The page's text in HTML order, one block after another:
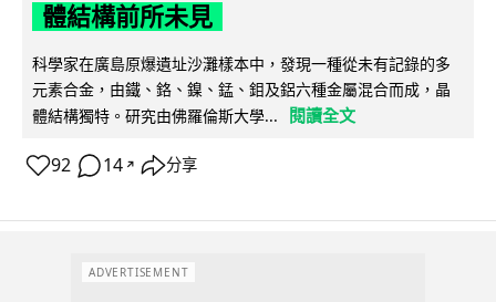
體結構前所未見
科學家在廣島原爆遺址沙灘樣本中，發現一種從未有記錄的多
元素合金，由鐵、鉻、鎳、錳、鉬及鋁六種金屬混合而成，晶
體結構獨特。研究由佛羅倫斯大學...
閱讀全文
92 14 ↗ 分享
ADVERTISEMENT